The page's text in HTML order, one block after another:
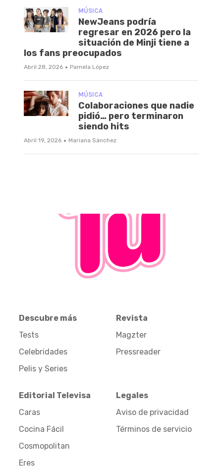
MÚSICA
NewJeans podría
regresar en 2026 pero la
situación de Minji tiene a
los fans preocupados
Abril 28, 2026 · Pamela López
MÚSICA
Colaboraciones que nadie
pidió… pero terminaron
siendo hits
Abril 19, 2026 · Mariana Sánchez
Descubre más
Tests
Celebridades
Pelis y Series
Revista
Magzter
Pressreader
Editorial Televisa
Caras
Cocina Fácil
Cosmopolitan
Eres
Legales
Aviso de privacidad
Términos de servicio